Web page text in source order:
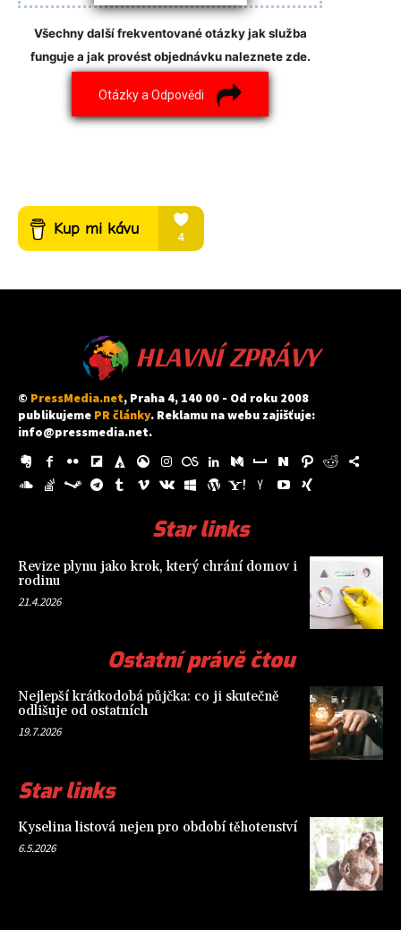
Všechny další frekventované otázky jak služba
funguje a jak provést objednávku naleznete zde.
Otázky a Odpovědi
HLAVNÍ ZPRÁVY
© PressMedia.net, Praha 4, 140 00 - Od roku 2008
publikujeme PR články. Reklamu na webu zajišťuje:
info@pressmedia.net.
Star links
Revize plynu jako krok, který chrání domov i
rodinu
21.4.2026
Ostatní právě čtou
Nejlepší krátkodobá půjčka: co ji skutečně
odlišuje od ostatních
19.7.2026
Star links
Kyselina listová nejen pro období těhotenství
6.5.2026